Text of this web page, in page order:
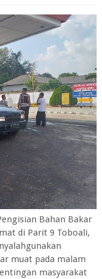
Bahan Bakar
di Parit 9 Toboali,
muat pada malam
masyarakat